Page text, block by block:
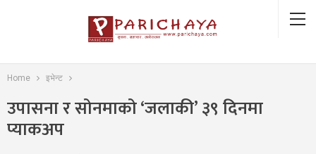
Home इभेन्ट
उपासना र सोनमाको ‘जलाकी’ ३९ दिनमा
प्याकअप